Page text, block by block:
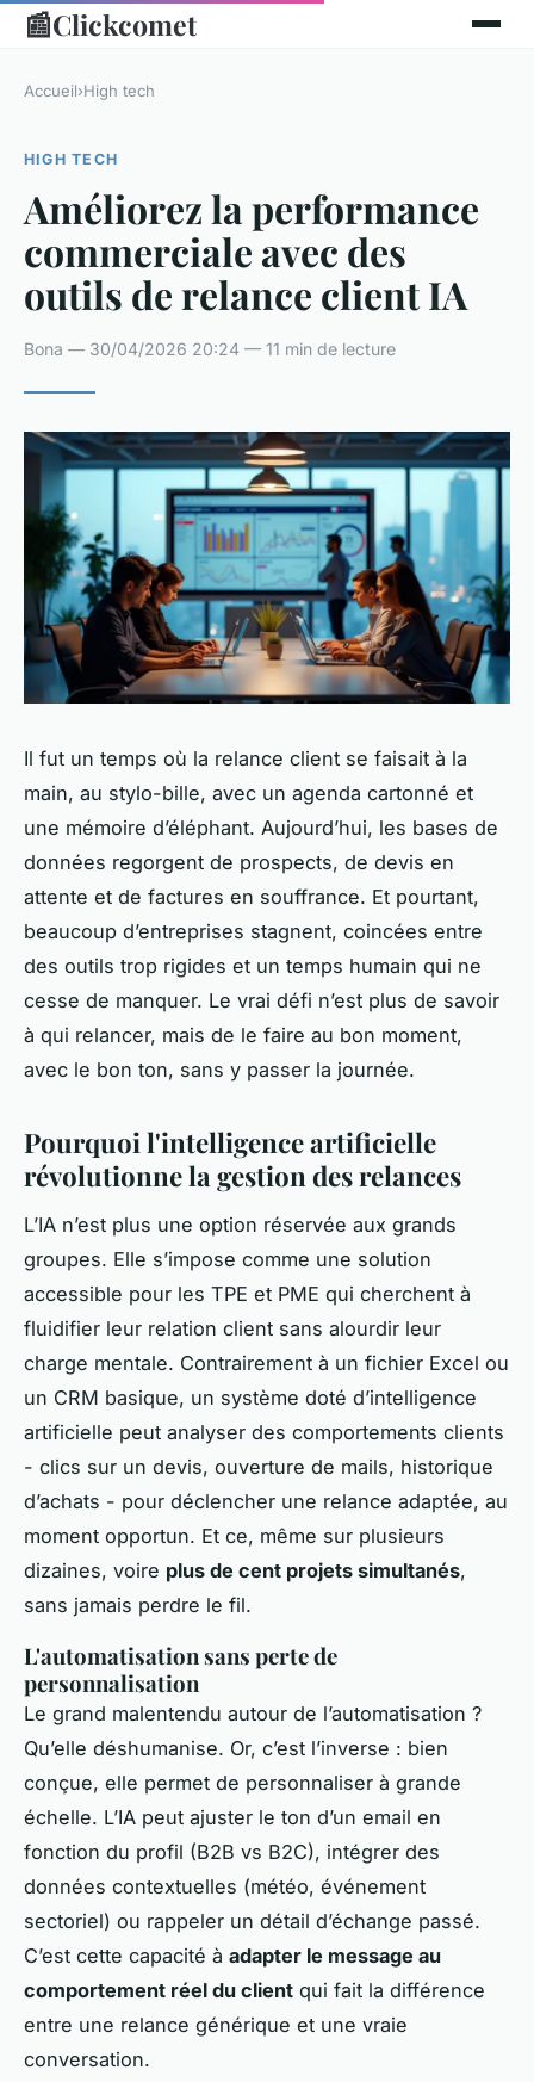
📰Clickcomet
Accueil›High tech
HIGH TECH
Améliorez la performance
commerciale avec des
outils de relance client IA
Bona — 30/04/2026 20:24 — 11 min de lecture
Il fut un temps où la relance client se faisait à la
main, au stylo-bille, avec un agenda cartonné et
une mémoire d’éléphant. Aujourd’hui, les bases de
données regorgent de prospects, de devis en
attente et de factures en souffrance. Et pourtant,
beaucoup d’entreprises stagnent, coincées entre
des outils trop rigides et un temps humain qui ne
cesse de manquer. Le vrai défi n’est plus de savoir
à qui relancer, mais de le faire au bon moment,
avec le bon ton, sans y passer la journée.
Pourquoi l'intelligence artificielle
révolutionne la gestion des relances
L’IA n’est plus une option réservée aux grands
groupes. Elle s’impose comme une solution
accessible pour les TPE et PME qui cherchent à
fluidifier leur relation client sans alourdir leur
charge mentale. Contrairement à un fichier Excel ou
un CRM basique, un système doté d’intelligence
artificielle peut analyser des comportements clients
- clics sur un devis, ouverture de mails, historique
d’achats - pour déclencher une relance adaptée, au
moment opportun. Et ce, même sur plusieurs
dizaines, voire plus de cent projets simultanés,
sans jamais perdre le fil.
L'automatisation sans perte de
personnalisation
Le grand malentendu autour de l’automatisation ?
Qu’elle déshumanise. Or, c’est l’inverse : bien
conçue, elle permet de personnaliser à grande
échelle. L’IA peut ajuster le ton d’un email en
fonction du profil (B2B vs B2C), intégrer des
données contextuelles (météo, événement
sectoriel) ou rappeler un détail d’échange passé.
C’est cette capacité à adapter le message au
comportement réel du client qui fait la différence
entre une relance générique et une vraie
conversation.